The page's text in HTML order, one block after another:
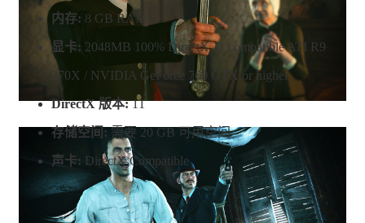
内存: 8 GB RAM
显卡: 2048MB 100% DirectX 11 compatible ATI R9
270X / NVIDIA GeForce 760 GTX or higher
DirectX 版本:11
存储空间: 需要 20 GB 可用空间
声卡: DirectX Compatible